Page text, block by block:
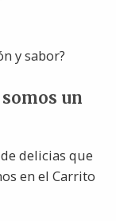
y sabor?
somos un
delicias que
en el Carrito